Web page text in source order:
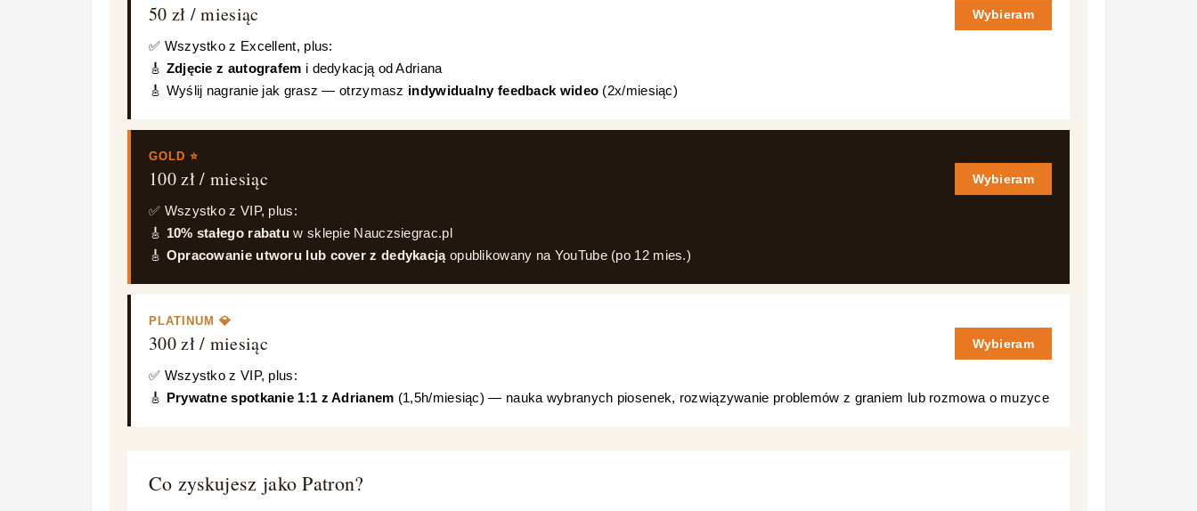
50 zł / miesiąc Wybieram
✅ Wszystko z Excellent, plus:
🎸 Zdjęcie z autografem i dedykacją od Adriana
🎸 Wyślij nagranie jak grasz — otrzymasz indywidualny feedback wideo (2x/miesiąc)
GOLD ⭐
100 zł / miesiąc Wybieram
✅ Wszystko z VIP, plus:
🎸 10% stałego rabatu w sklepie Nauczsiegrac.pl
🎸 Opracowanie utworu lub cover z dedykacjąopublikowany na YouTube (po 12 mies.)
PLATINUM 💎
300 zł / miesiąc Wybieram
✅ Wszystko z VIP, plus:
🎸 Prywatne spotkanie 1:1 z Adrianem (1,5h/miesiąc) — nauka wybranych piosenek, rozwiązywanie problemów z graniem lub rozmowa o muzyce
Co zyskujesz jako Patron?